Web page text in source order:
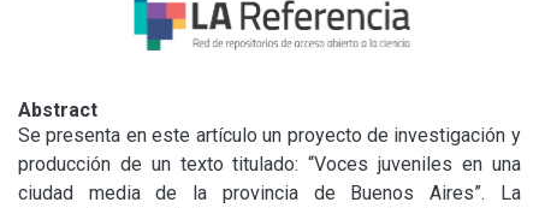
Abstract
Se presenta en este artículo un proyecto de investigación y
producción de un texto titulado: “Voces juveniles en una
ciudad media de la provincia de Buenos Aires”. La